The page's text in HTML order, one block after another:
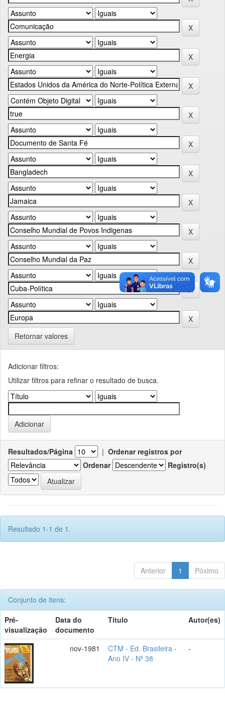
Retornar valores
Adicionar filtros:
Utilizar filtros para refinar o resultado de busca.
Resultados/Página | Ordenar registros por
Ordenar
Registro(s)
Resultado 1-1 de 1.
Anterior 1 Póximo
Conjunto de itens:
Pré-
visualização
Data do
documento
Título Autor(es)
nov-1981
CTM - Ed. Brasileira -
Ano IV - Nº 38
-